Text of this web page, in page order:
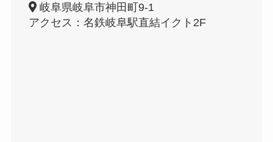
岐阜県岐阜市神田町9-1
アクセス：名鉄岐阜駅直結イクト2F